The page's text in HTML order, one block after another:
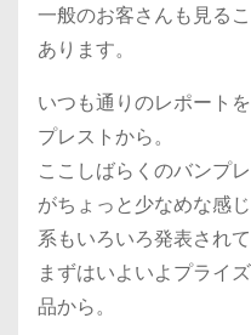
一般のお客さんも見る
あります。
いつも通りのレポート
プレストから。
ここしばらくのバンプ
がちょっと少なめな感
系もいろいろ発表されて
まずはいよいよプライ
品から。